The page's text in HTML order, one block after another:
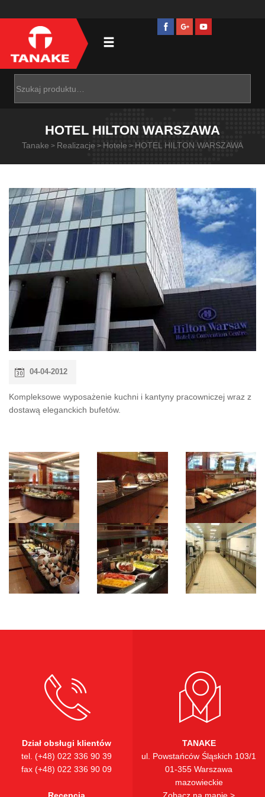
HOTEL HILTON WARSZAWA
Tanake > Realizacje > Hotele > HOTEL HILTON WARSZAWA
04-04-2012
Kompleksowe wyposażenie kuchni i kantyny pracowniczej wraz z
dostawą eleganckich bufetów.
Dział obsługi klientów
tel. (+48) 022 336 90 39
fax (+48) 022 336 90 09
TANAKE
ul. Powstańców Śląskich 103/1
01-355 Warszawa
mazowieckie